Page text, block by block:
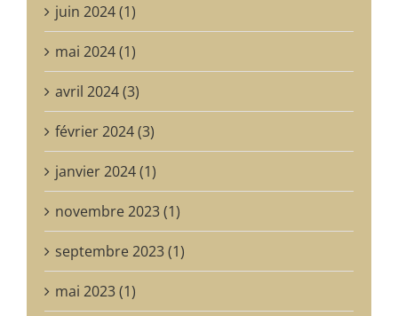
juin 2024 (1)
mai 2024 (1)
avril 2024 (3)
février 2024 (3)
janvier 2024 (1)
novembre 2023 (1)
septembre 2023 (1)
mai 2023 (1)